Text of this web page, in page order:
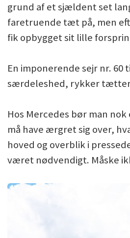
grund af et sjældent set
faretruende tæt på, men
fik opbygget sit lille
En imponerende sejr nr.
særdeleshed, rykker
Hos Mercedes bør man
må have ærgret sig over,
hoved og overblik i
været nødvendigt. Måske